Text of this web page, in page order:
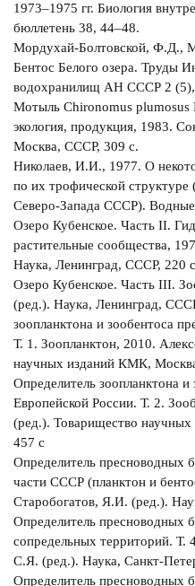
1973–1975 гг. Биология
бюллетень 38, 44–48.
Мордухай-Болтовской, Ф.Д.,
Бентос Белого озера. Труды
водохранилищ АН СССР 2 (5),
Мотыль Chironomus plumosus
экология, продукция, 1983.
Москва, СССР, 309 с.
Николаев, И.И., 1977. О
по их трофической
Северо-Запада СССР).
Озеро Кубенское. Часть II.
растительные сообщества,
Наука, Ленинград, СССР, 220
Озеро Кубенское. Часть III.
(ред.). Наука, Ленинград,
зоопланктона и зообентоса
Т. 1. Зоопланктон, 2010.
научных изданий КМК,
Определитель зоопланктона
Европейской России. Т. 2.
(ред.). Товарищество
457 с
Определитель пресноводных
части СССР (планктон и
Старобогатов, Я.И. (ред.).
Определитель пресноводных
сопредельных территорий.
С.Я. (ред.). Наука, Санкт-
Определитель пресноводных